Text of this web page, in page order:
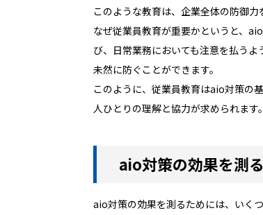
このような教育は、企業全体の防御力
なぜ従業員教育が重要かというと、
び、日常業務においても注意を払う
未然に防ぐことができます。
このように、従業員教育はaio対策の
人ひとりの理解と協力が求められま
aio対策の効果を測
aio対策の効果を測るためには、いく